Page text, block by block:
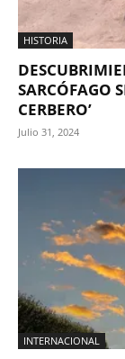
HISTORIA
SARCÓFAGO
CERBERO’
Julio 31, 2024
INTERNACIONAL